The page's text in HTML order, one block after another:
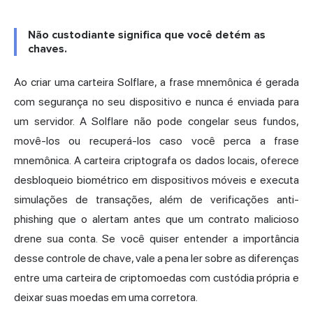
Não custodiante significa que você detém as
chaves.
Ao criar uma carteira Solflare, a frase mnemônica é gerada
com segurança no seu dispositivo e nunca é enviada para
um servidor. A Solflare não pode congelar seus fundos,
movê-los ou recuperá-los caso você perca a frase
mnemônica. A carteira criptografa os dados locais, oferece
desbloqueio biométrico em dispositivos móveis e executa
simulações de transações, além de verificações anti-
phishing que o alertam antes que um contrato malicioso
drene sua conta. Se você quiser entender a importância
desse controle de chave, vale a pena ler sobre as diferenças
entre uma carteira de criptomoedas com custódia própria e
deixar suas moedas em uma corretora.